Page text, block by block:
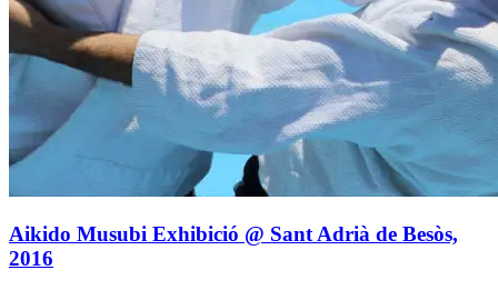
Aikido Musubi Exhibició @ Sant Adrià de Besòs,
2016